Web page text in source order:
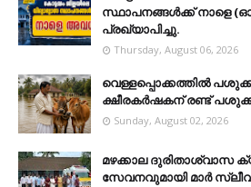
സ്ഥാപനങ്ങള്‍ക്ക് നാളെ
പ്രഖ്യാപിച്ചു.
Thursday, August 06, 2026
വെള്ളപ്പൊക്കത്തില്‍
ക്ഷീരകര്‍ഷകന് രണ്ട്
Sunday, August 02, 2026
മഴക്കാല ദുരിതാശ്വാസ
സേവനവുമായി മാർ